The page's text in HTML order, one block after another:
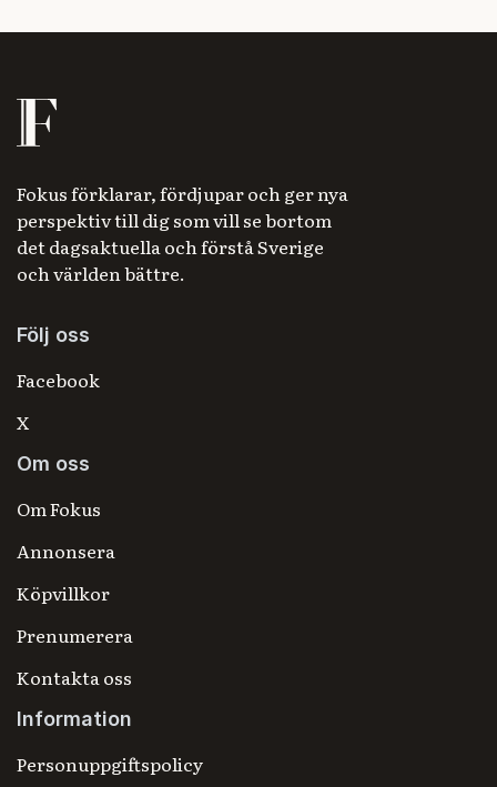
Fokus förklarar, fördjupar och ger nya
perspektiv till dig som vill se bortom
det dagsaktuella och förstå Sverige
och världen bättre.
Följ oss
Facebook
X
Om oss
Om Fokus
Annonsera
Köpvillkor
Prenumerera
Kontakta oss
Information
Personuppgiftspolicy